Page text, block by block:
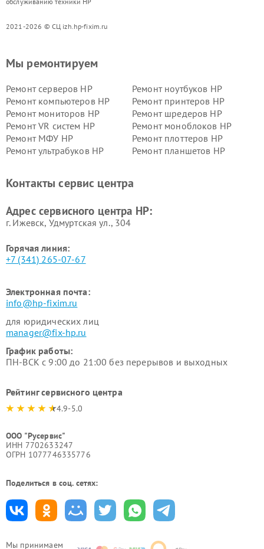
2021-2026 © СЦ izh.hp-fixim.ru
Мы принимаем
Мы ремонтируем
Ремонт серверов HP
Ремонт ноутбуков HP
Ремонт компьютеров HP
Ремонт принтеров HP
Ремонт мониторов HP
Ремонт шредеров HP
Ремонт VR систем HP
Ремонт моноблоков HP
Ремонт МФУ HP
Ремонт плоттеров HP
Ремонт ультрабуков HP
Ремонт планшетов HP
Контакты сервис центра
Адрес сервисного центра HP:
г. Ижевск, Удмуртская ул., 304
Горячая линия:
+7 (341) 265-07-67
Электронная почта:
info@hp-fixim.ru
для юридических лиц
manager@fix-hp.ru
График работы:
ПН-ВСК с 9:00 до 21:00 без перерывов и выходных
Рейтинг сервисного центра
4.9-5.0
ООО "Русервис"
ИНН 7702633247
ОГРН 1077746335776
Поделиться в соц. сетях: